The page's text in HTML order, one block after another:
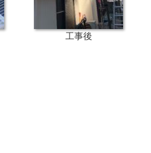
工事後